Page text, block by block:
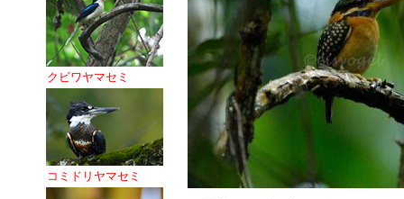
クビワヤマセミ
コミドリヤマセミ